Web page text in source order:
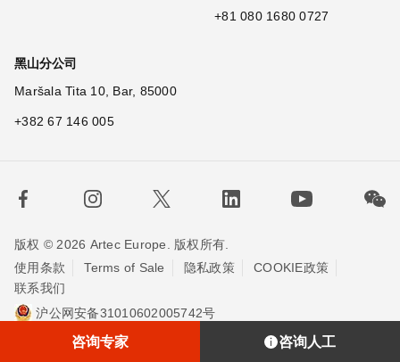
咨询人工
+81 080 1680 0727
黑山分公司
Maršala Tita 10, Bar, 85000
+382 67 146 005
版权 © 2026 Artec Europe. 版权所有.
使用条款
Terms of Sale 隐私政策
COOKIE政策
联系我们
沪公网安备31010602005742号
埃太科™（上海）贸易有限责任公司
沪ICP备20013748号-2
咨询专家